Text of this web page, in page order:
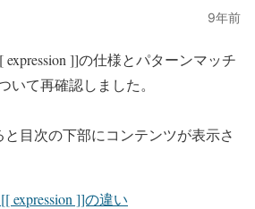
9年前
]]の仕様とパターンマッチ
いて再確認しました。
目次の下部にコンテンツが表示さ
expression ]]の違い